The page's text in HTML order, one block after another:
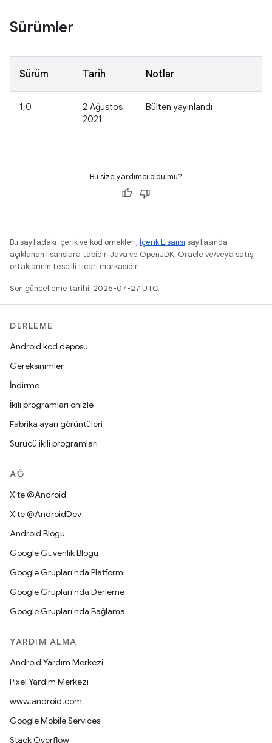
Sürümler
Sürüm Tarih Notlar
1,0
2 Ağustos
2021
Bülten yayınlandı
Bu size yardımcı oldu mu?
Bu sayfadaki içerik ve kod örnekleri, İçerik Lisansı sayfasında
açıklanan lisanslara tabidir. Java ve OpenJDK, Oracle ve/veya satış
ortaklarının tescilli ticari markasıdır.
Son güncelleme tarihi: 2025-07-27 UTC.
DERLEME
Android kod deposu
Gereksinimler
İndirme
İkili programları önizle
Fabrika ayarı görüntüleri
Sürücü ikili programları
AĞ
X'te @Android
X'te @AndroidDev
Android Blogu
Google Güvenlik Blogu
Google Grupları'nda Platform
Google Grupları'nda Derleme
Google Grupları'nda Bağlama
YARDIM ALMA
Android Yardım Merkezi
Pixel Yardım Merkezi
www.android.com
Google Mobile Services
Stack Overflow